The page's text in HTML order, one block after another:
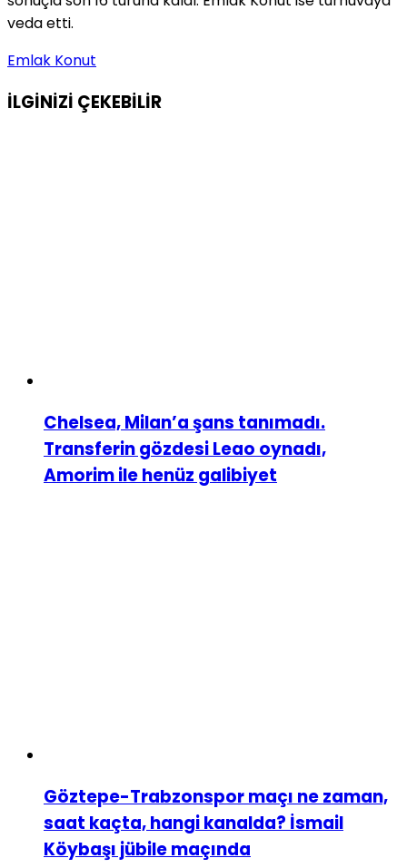
veda etti.
Emlak Konut
İLGİNİZİ ÇEKEBİLİR
Chelsea, Milan’a şans tanımadı.
Transferin gözdesi Leao oynadı,
Amorim ile henüz galibiyet
Göztepe-Trabzonspor maçı ne zaman,
saat kaçta, hangi kanalda? İsmail
Köybaşı jübile maçında